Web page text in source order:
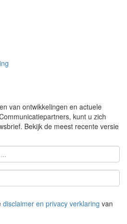
van ontwikkelingen en actuele
kunt u zich
Bekijk de meest recente versie
disclaimer en privacy verklaring van